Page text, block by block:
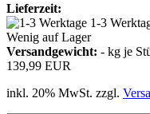
Lieferzeit:
1-3
Wenig auf Lager
Versandgewicht: - kg je
139,99 EUR
inkl. 20% MwSt. zzgl.